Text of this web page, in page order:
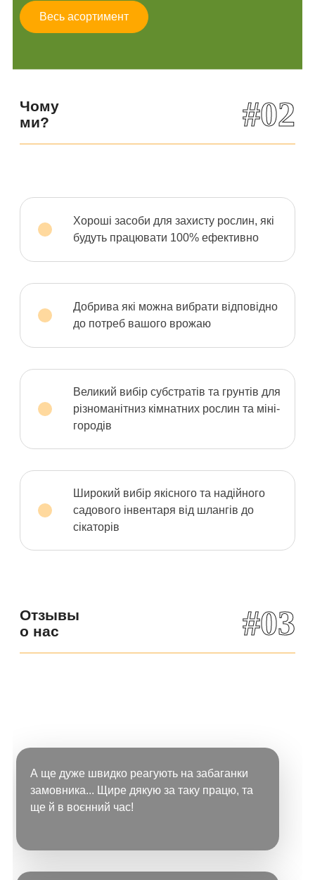
Весь асортимент
Чому
ми?
#02
Хороші засоби для захисту рослин, які
будуть працювати 100% ефективно
Добрива які можна вибрати відповідно
до потреб вашого врожаю
Великий вибір субстратів та грунтів для
різноманітниз кімнатних рослин та міні-
городів
Широкий вибір якісного та надійного
садового інвентаря від шлангів до
сікаторів
Отзывы
о нас
#03
А ще дуже швидко реагують на забаганки
замовника... Щире дякую за таку працю, та
ще й в воєнний час!